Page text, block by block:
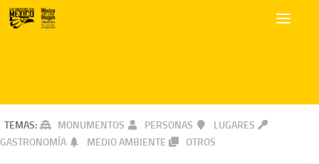
TEMAS: MONUMENTOS PERSONAS
LUGARES
GASTRONOMÍA
MEDIO AMBIENTE OTROS